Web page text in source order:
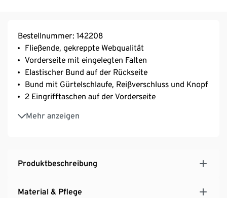
Bestellnummer: 142208
Fließende, gekreppte Webqualität
Vorderseite mit eingelegten Falten
Elastischer Bund auf der Rückseite
Bund mit Gürtelschlaufe, Reißverschluss und Knopf
2 Eingrifftaschen auf der Vorderseite
Mehr anzeigen
Schmales Bein in verkürzter Länge
Fixierter Saumumschlag
Produktbeschreibung
Material & Pflege